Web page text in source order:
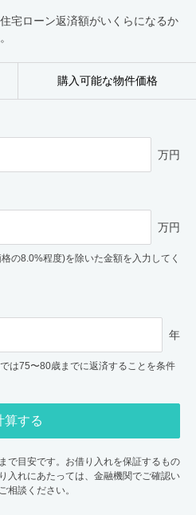
宅ローン返済額がいくらになるか
購入可能な物件価格
万円
万円
の8.0%程度)を除いた金額を入力してく
年
は75〜80歳までに返済することを条件
算する
で目安です。お借り入れを保証するもの
入れにあたっては、金融機関でご確認い
相談ください。